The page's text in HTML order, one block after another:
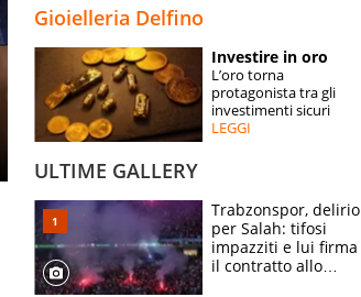
SPECIALI
ESPERTI
Gioielleria Delfino
Investire in oro
L’oro torna
protagonista tra gli
investimenti sicuri
LEGGI
ULTIME GALLERY
Trabzonspor, delirio
per Salah: tifosi
impazziti e lui firma
il contratto allo